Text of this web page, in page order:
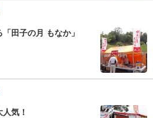
田子の月 もなか」
気！